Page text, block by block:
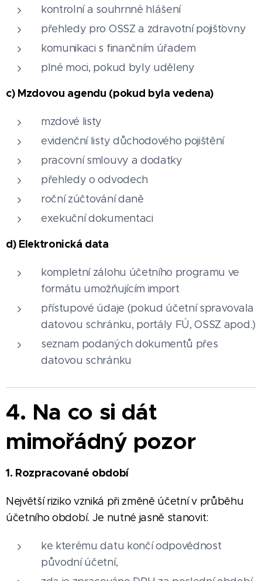
kontrolní a souhrnné hlášení
přehledy pro OSSZ a zdravotní pojišťovny
komunikaci s finančním úřadem
plné moci, pokud byly uděleny
c) Mzdovou agendu (pokud byla vedena)
mzdové listy
evidenční listy důchodového pojištění
pracovní smlouvy a dodatky
přehledy o odvodech
roční zúčtování daně
exekuční dokumentaci
d) Elektronická data
kompletní zálohu účetního programu ve
formátu umožňujícím import
přístupové údaje (pokud účetní spravovala
datovou schránku, portály FÚ, OSSZ apod.)
seznam podaných dokumentů přes
datovou schránku
4. Na co si dát
mimořádný pozor
1. Rozpracované období
Největší riziko vzniká při změně účetní v průběhu
účetního období. Je nutné jasně stanovit:
ke kterému datu končí odpovědnost
původní účetní,